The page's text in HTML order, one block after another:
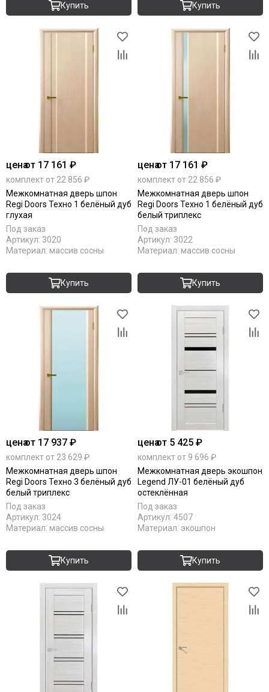
Купить Купить
ценаот 17 161 ₽
комплект от 22 856 ₽
Межкомнатная дверь шпон
Regi Doors Техно 1 белёный дуб
глухая
Под заказ
Артикул: 3020
Материал: массив сосны
Купить
ценаот 17 161 ₽
комплект от 22 856 ₽
Межкомнатная дверь шпон
Regi Doors Техно 1 белёный дуб
белый триплекс
Под заказ
Артикул: 3022
Материал: массив сосны
Купить
ценаот 17 937 ₽
комплект от 23 629 ₽
Межкомнатная дверь шпон
Regi Doors Техно 3 белёный дуб
белый триплекс
Под заказ
Артикул: 3024
Материал: массив сосны
Купить
ценаот 5 425 ₽
комплект от 9 696 ₽
Межкомнатная дверь экошпон
Legend ЛУ-01 белёный дуб
остеклённая
Под заказ
Артикул: 4507
Материал: экошпон
Купить